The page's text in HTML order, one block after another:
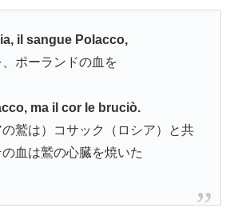
il sangue Polacco,
ポーランドの血を
ma il cor le bruciò.
の鷲は）コサック（ロシア）と共
血は鷲の心臓を焼いた